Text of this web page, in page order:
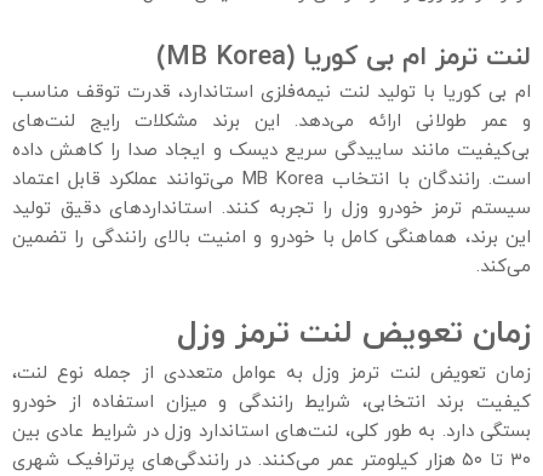
لنت ترمز ام بی کوریا (MB Korea)
ام بی کوریا با تولید لنت نیمه‌فلزی استاندارد، قدرت توقف مناسب
و عمر طولانی ارائه می‌دهد. این برند مشکلات رایج لنت‌های
بی‌کیفیت مانند ساییدگی سریع دیسک و ایجاد صدا را کاهش داده
است. رانندگان با انتخاب MB Korea می‌توانند عملکرد قابل اعتماد
سیستم ترمز خودرو وزل را تجربه کنند. استانداردهای دقیق تولید
این برند، هماهنگی کامل با خودرو و امنیت بالای رانندگی را تضمین
می‌کند.
زمان تعویض لنت ترمز وزل
زمان تعویض لنت ترمز وزل به عوامل متعددی از جمله نوع لنت،
کیفیت برند انتخابی، شرایط رانندگی و میزان استفاده از خودرو
بستگی دارد. به طور کلی، لنت‌های استاندارد وزل در شرایط عادی بین
۳۰ تا ۵۰ هزار کیلومتر عمر می‌کنند. در رانندگی‌های پرترافیک شهری